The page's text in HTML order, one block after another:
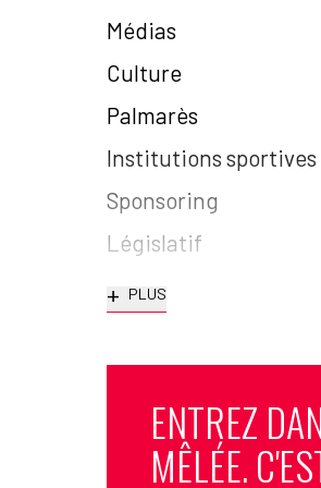
Médias
Culture
Palmarès
Institutions sportives
Sponsoring
Législatif
+ PLUS
ENTREZ
MÊLÉE.